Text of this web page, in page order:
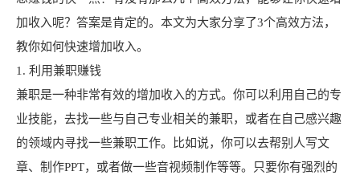
加收入呢？答案是肯定的。本文为大家分享了3个高效方法，
教你如何快速增加收入。
1. 利用兼职赚钱
兼职是一种非常有效的增加收入的方式。你可以利用自己的专
业技能，去找一些与自己专业相关的兼职，或者在自己感兴趣
的领域内寻找一些兼职工作。比如说，你可以去帮别人写文
章、制作PPT，或者做一些音视频制作等等。只要你有强烈的